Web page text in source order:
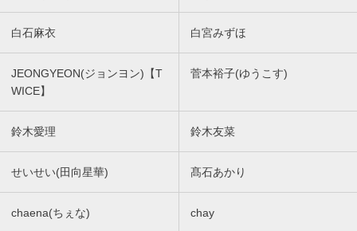
白石麻衣 白宮みずほ
JEONGYEON(ジョンヨン)【T
WICE】
菅本裕子(ゆうこす)
鈴木愛理 鈴木友菜
せいせい(田向星華) 髙石あかり
chaena(ちぇな) chay